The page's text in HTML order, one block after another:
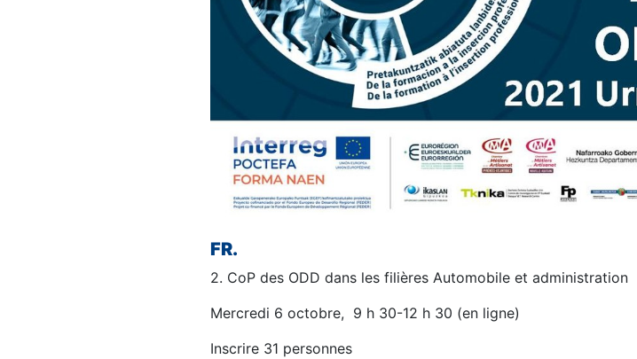
FR.
2. CoP des ODD dans les filières Automobile et administration
Mercredi 6 octobre, 9 h 30-12 h 30 (en ligne)
Inscrire 31 personnes